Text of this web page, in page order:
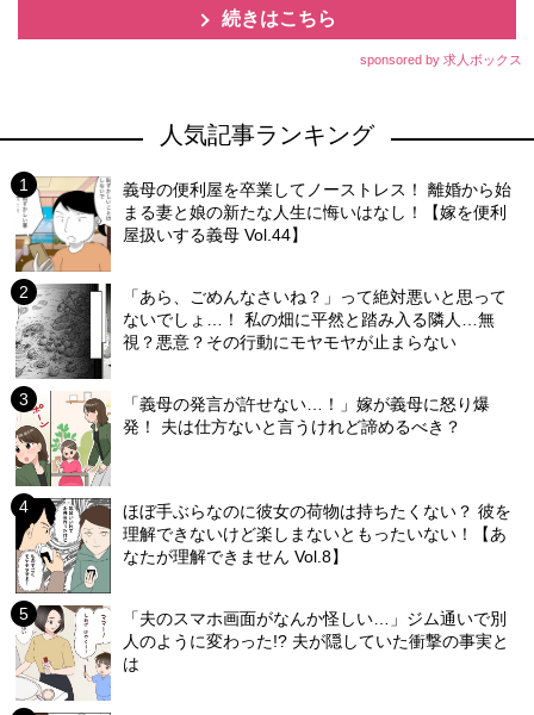
続きはこちら
sponsored by 求人ボックス
人気記事ランキング
義母の便利屋を卒業してノーストレス！ 離婚から始
まる妻と娘の新たな人生に悔いはなし！【嫁を便利
屋扱いする義母 Vol.44】
「あら、ごめんなさいね？」って絶対悪いと思って
ないでしょ…！ 私の畑に平然と踏み入る隣人…無
視？悪意？その行動にモヤモヤが止まらない
「義母の発言が許せない…！」嫁が義母に怒り爆
発！ 夫は仕方ないと言うけれど諦めるべき？
ほぼ手ぶらなのに彼女の荷物は持ちたくない？ 彼を
理解できないけど楽しまないともったいない！【あ
なたが理解できません Vol.8】
「夫のスマホ画面がなんか怪しい…」ジム通いで別
人のように変わった!? 夫が隠していた衝撃の事実と
は